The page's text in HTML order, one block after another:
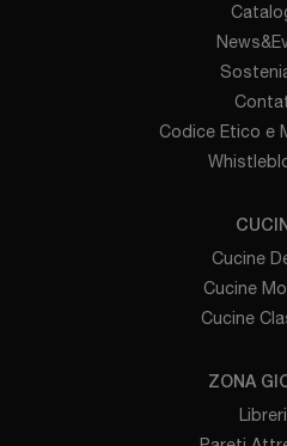
Codice Etico e
Cucine
Cucine
Cucine
ZONA